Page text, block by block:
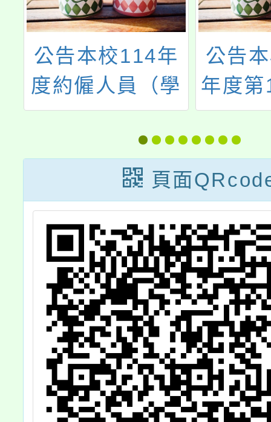
公告本校114年
度約僱人員（學
務創新人力）第
五次甄選簡章
公告
年度
次本
援工
頁面